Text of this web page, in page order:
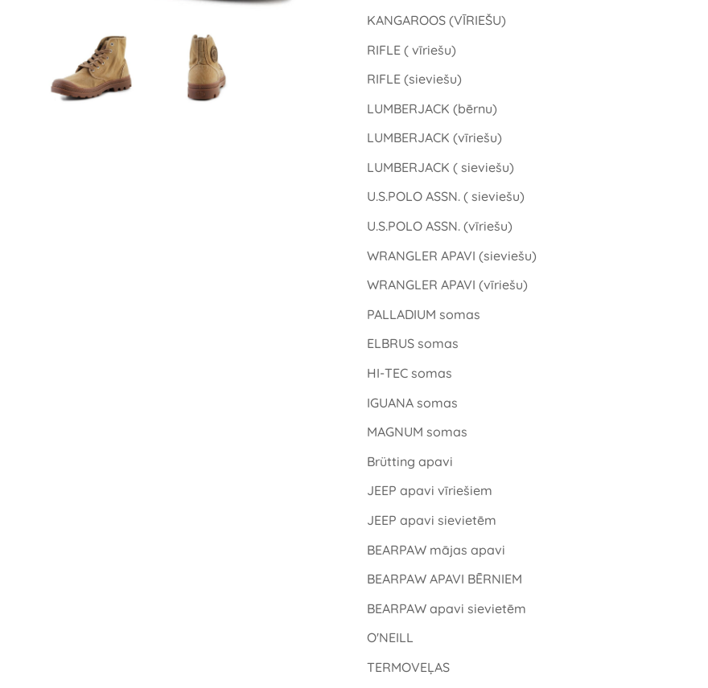
KANGAROOS (VĪRIEŠU)
RIFLE ( vīriešu)
RIFLE (sieviešu)
LUMBERJACK (bērnu)
LUMBERJACK (vīriešu)
LUMBERJACK ( sieviešu)
U.S.POLO ASSN. ( sieviešu)
U.S.POLO ASSN. (vīriešu)
WRANGLER APAVI (sieviešu)
WRANGLER APAVI (vīriešu)
PALLADIUM somas
ELBRUS somas
HI-TEC somas
IGUANA somas
MAGNUM somas
Brütting apavi
JEEP apavi vīriešiem
JEEP apavi sievietēm
BEARPAW mājas apavi
BEARPAW APAVI BĒRNIEM
BEARPAW apavi sievietēm
O'NEILL
TERMOVEĻAS